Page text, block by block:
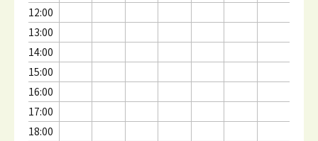
12:00
13:00
14:00
15:00
16:00
17:00
18:00